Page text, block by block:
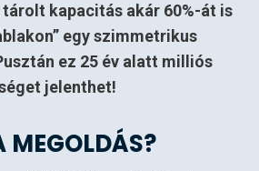
kapacitás akár 60%-át is
egy szimmetrikus
ez 25 év alatt milliós
jelenthet!
MEGOLDÁS?